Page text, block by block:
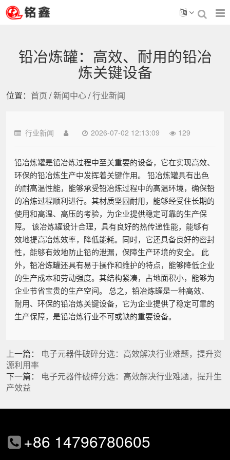
铅冶炼罐：高效、耐用的铅冶
炼关键设备
位置： 首页 /新闻中心/行业新闻
行业新闻 2026-07-02 12:13:09 129
铅冶炼罐是铅冶炼过程中至关重要的设备，它在实现高效、
环保的铅冶炼生产中发挥着关键作用。 铅冶炼罐具有出色
的耐高温性能，能够承受铅冶炼过程中的高温环境，确保铅
的冶炼过程顺利进行。其材质坚固耐用，能够经受住长期的
使用和高温、高压的考验，为企业提供稳定可靠的生产保
障。 该冶炼罐设计合理，具有良好的热传递性能，能够有
效地提高冶炼效率，降低能耗。同时，它还具备良好的密封
性，能够有效地防止铅的泄漏，保障生产环境的安全。 此
外，铅冶炼罐还具有易于操作和维护的特点，能够降低企业
的生产成本和劳动强度。其结构紧凑，占地面积小，能够为
企业节省宝贵的生产空间。 总之，铅冶炼罐是一种高效、
耐用、环保的铅冶炼关键设备，它为企业提供了稳定可靠的
生产保障，是铅冶炼行业不可或缺的重要设备。
上一篇： 电子元器件破碎分选：高效解决行业难题，提升资
源利用率
下一篇： 电子元器件破碎分选：高效解决行业难题，提升生
产效益
+86 14796780605